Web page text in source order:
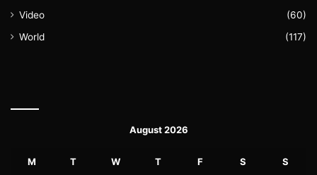
Video
(60)
World
(117)
August 2026
M T W T F S S